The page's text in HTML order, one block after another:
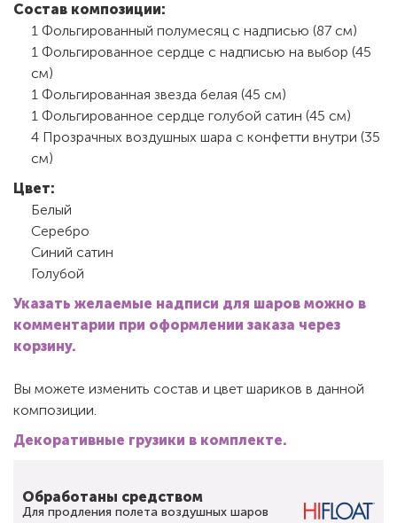
Состав композиции:
1 Фольгированный полумесяц с надписью (87 см)
1 Фольгированное сердце с надписью на выбор (45
см)
1 Фольгированная звезда белая (45 см)
1 Фольгированное сердце голубой сатин (45 см)
4 Прозрачных воздушных шара с конфетти внутри (35
см)
Цвет:
Белый
Серебро
Синий сатин
Голубой
Указать желаемые надписи для шаров можно в
комментарии при оформлении заказа через
корзину.
Вы можете изменить состав и цвет шариков в данной
композиции.
Декоративные грузики в комплекте.
Обработаны средством
Для продления полета воздушных шаров